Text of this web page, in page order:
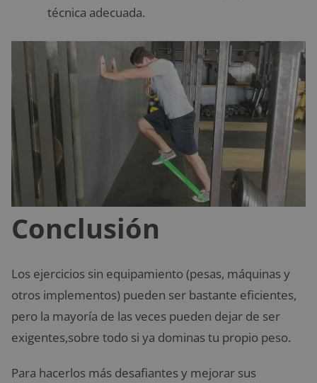
técnica adecuada.
Conclusión
Los ejercicios sin equipamiento (pesas, máquinas y
otros implementos) pueden ser bastante eficientes,
pero la mayoría de las veces pueden dejar de ser
exigentes,sobre todo si ya dominas tu propio peso.
Para hacerlos más desafiantes y mejorar sus